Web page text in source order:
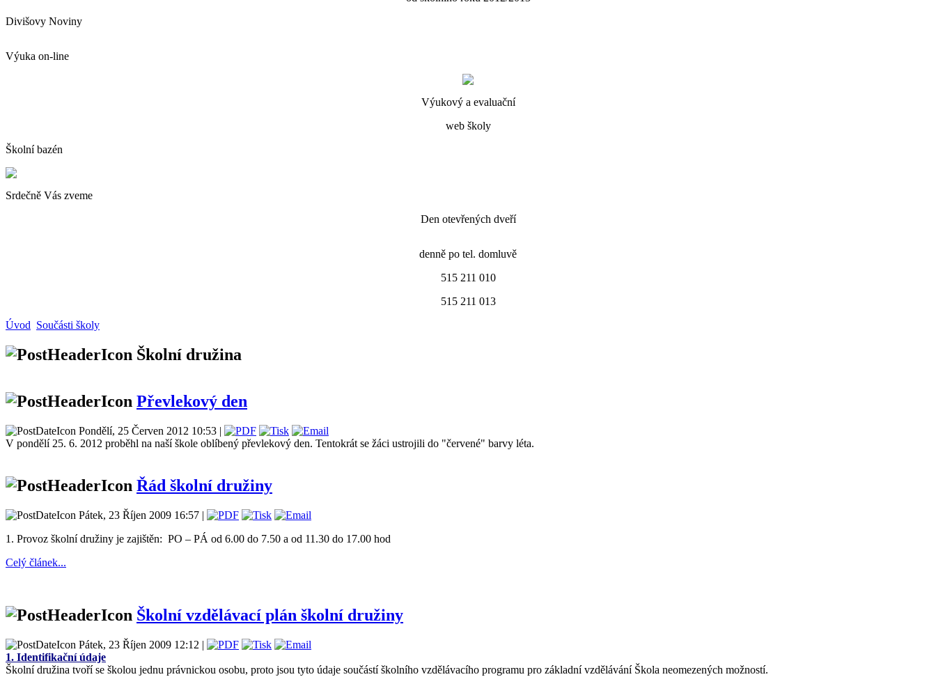
Divišovy Noviny
Výuka on-line
Výukový a evaluační
web školy
Školní bazén
Srdečně Vás zveme
Den otevřených dveří
denně po tel. domluvě
515 211 010
515 211 013
Úvod Součásti školy
Školní družina
Převlekový den
Pondělí, 25 Červen 2012 10:53 |
V pondělí 25. 6. 2012 proběhl na naší škole oblíbený převlekový den. Tentokrát se žáci ustrojili do "červené" barvy léta.
Řád školní družiny
Pátek, 23 Říjen 2009 16:57 |
1. Provoz školní družiny je zajištěn: PO – PÁ od 6.00 do 7.50 a od 11.30 do 17.00 hod
Celý článek...
Školní vzdělávací plán školní družiny
Pátek, 23 Říjen 2009 12:12 |
1. Identifikační údaje
Školní družina tvoří se školou jednu právnickou osobu, proto jsou tyto údaje součástí školního vzdělávacího programu pro základní vzdělávání Škola neomezených možností.